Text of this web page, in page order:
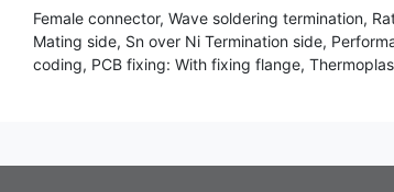
Female connector, Wave soldering termination,
Mating side, Sn over Ni Termination side,
coding, PCB fixing: With fixing flange,